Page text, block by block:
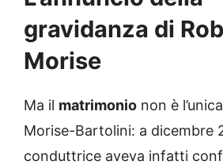
gravidanza di
Morise
Ma il matrimonio non è l’unica
Morise-Bartolini: a dicembre
conduttrice aveva infatti